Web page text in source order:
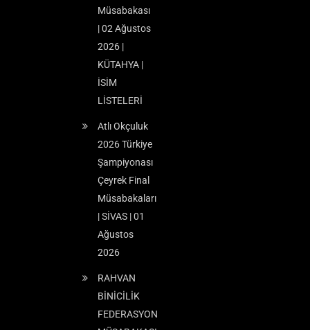
Müsabakası
| 02 Ağustos
2026 |
KÜTAHYA |
İSİM
LİSTELERİ
Atlı Okçuluk
2026 Türkiye
Şampiyonası
Çeyrek Final
Müsabakaları
| SİVAS | 01
Ağustos
2026
RAHVAN
BİNİCİLİK
FEDERASYON